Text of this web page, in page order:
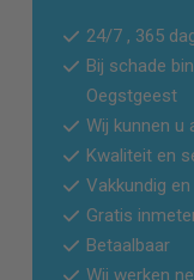
24/7 , 365
Bij schade
Oegstgeest
Wij kunnen u
Kwaliteit en
Vakkundig
Gratis
Betaalbaar
Wij werken